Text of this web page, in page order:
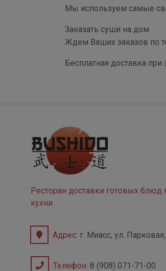
Мы используем самые
Заказать суши на дом
Ждем Ваших заказов по
Бесплатная доставка при
Ресторан доставки готовых блюд
кухни
Адрес: г. Миасс, ул.
Телефон: 8 (908) 071-71-00